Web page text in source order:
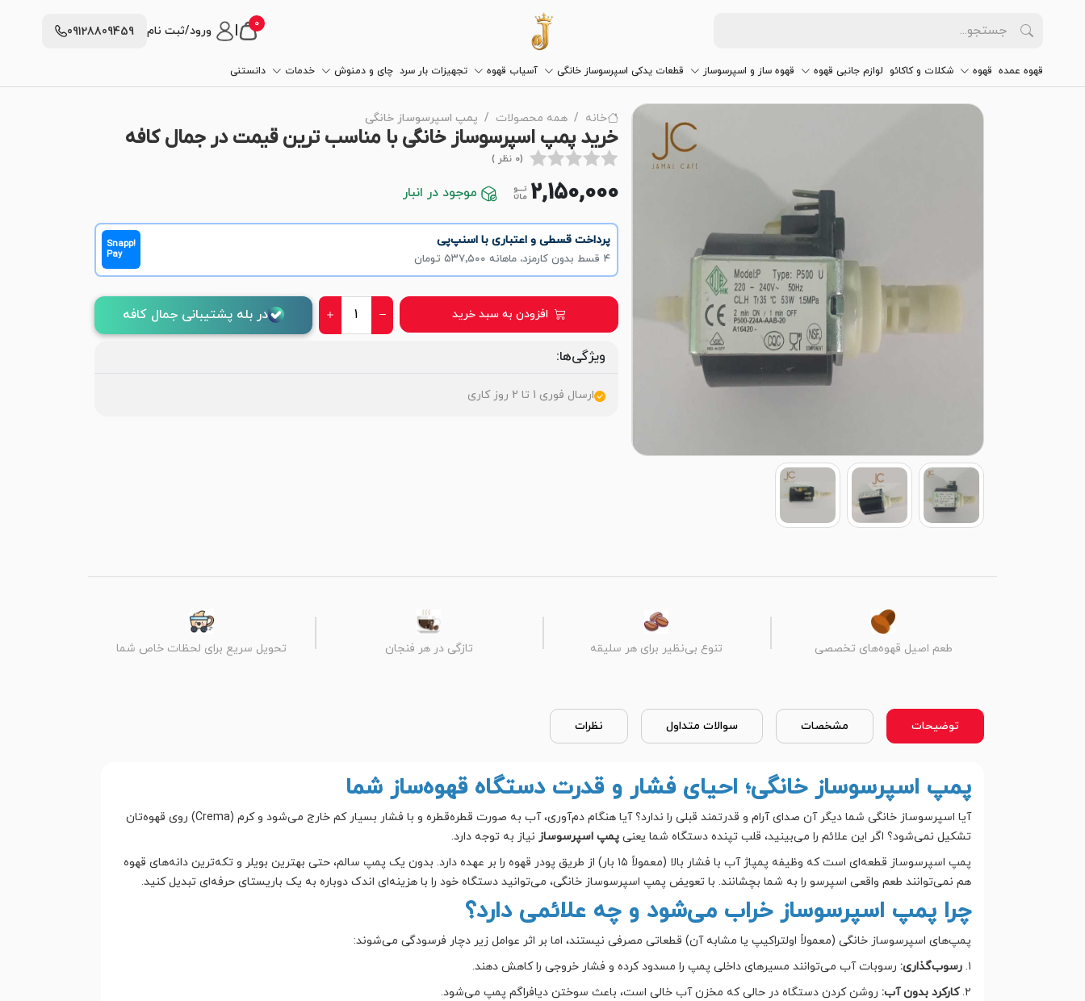
0 ورود/ثبت نام 09128809459
قهوه عمده قهوه شکلات و کاکائو لوازم جانبی قهوه قهوه ساز و اسپرسوساز قطعات یدکی اسپرسوساز خانگی آسیاب قهوه تجهیزات بار سرد چای و دمنوش خدمات دانستنی
خانه همه محصولات پمپ اسپرسوساز خانگی
خرید پمپ اسپرسوساز خانگی با مناسب ترین قیمت در جمال کافه
(0 نظر )
2,150,000 موجود در انبار
پرداخت قسطی و اعتباری با اسنپ‌پی
۴ قسط بدون کارمزد، ماهانه ۵۳۷٬۵۰۰ تومان
Snapp!
Pay
افزودن به سبد خرید در بله پشتیبانی جمال کافه
ویژگی‌ها:
ارسال فوری 1 تا 2 روز کاری
طعم اصیل قهوه‌های تخصصی تنوع بی‌نظیر برای هر سلیقه تازگی در هر فنجان تحویل سریع برای لحظات خاص شما
توضیحات مشخصات سوالات متداول نظرات
پمپ اسپرسوساز خانگی؛ احیای فشار و قدرت دستگاه قهوه‌ساز شما
آیا اسپرسوساز خانگی شما دیگر آن صدای آرام و قدرتمند قبلی را ندارد؟ آیا هنگام دم‌آوری، آب به صورت قطره‌قطره و با فشار بسیار کم خارج می‌شود و کرم (Crema) روی قهوه‌تان
تشکیل نمی‌شود؟ اگر این علائم را می‌بینید، قلب تپنده دستگاه شما یعنی پمپ اسپرسوسازنیاز به توجه دارد.
پمپ اسپرسوساز قطعه‌ای است که وظیفه پمپاژ آب با فشار بالا (معمولاً ۱۵ بار) از طریق پودر قهوه را بر عهده دارد. بدون یک پمپ سالم، حتی بهترین بویلر و تکه‌ترین دانه‌های قهوه
هم نمی‌توانند طعم واقعی اسپرسو را به شما بچشانند. با تعویض پمپ اسپرسوساز خانگی، می‌توانید دستگاه خود را با هزینه‌ای اندک دوباره به یک باریستای حرفه‌ای تبدیل کنید.
چرا پمپ اسپرسوساز خراب می‌شود و چه علائمی دارد؟
پمپ‌های اسپرسوساز خانگی (معمولاً اولتراکیپ یا مشابه آن) قطعاتی مصرفی نیستند، اما بر اثر عوامل زیر دچار فرسودگی می‌شوند:
۱. رسوب‌گذاری: رسوبات آب می‌توانند مسیرهای داخلی پمپ را مسدود کرده و فشار خروجی را کاهش دهند.
۲. کارکرد بدون آب: روشن کردن دستگاه در حالی که مخزن آب خالی است، باعث سوختن دیافراگم پمپ می‌شود.